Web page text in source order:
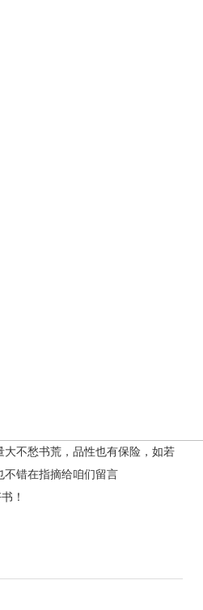
不愁书荒，品性也有保险，如若
不错在指摘给咱们留言
！